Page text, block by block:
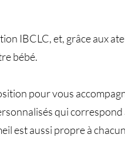
IBCLC, et, grâce aux
bébé.
pour vous
qui correspond
est aussi propre à